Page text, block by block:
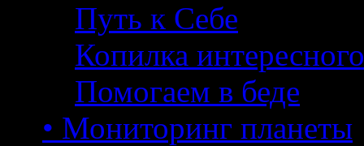
Путь к Себе
Копилка интересного
Помогаем в беде
• Мониторинг планеты